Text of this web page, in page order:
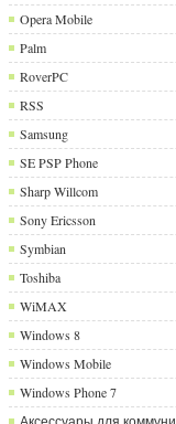
Opera Mobile
Palm
RoverPC
RSS
Samsung
SE PSP Phone
Sharp Willcom
Sony Ericsson
Symbian
Toshiba
WiMAX
Windows 8
Windows Mobile
Windows Phone 7